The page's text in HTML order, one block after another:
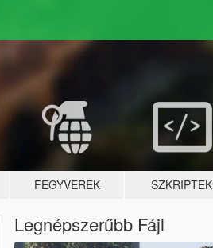
FEGYVEREK SZKRIPTEK
Legnépszerűbb Fájl